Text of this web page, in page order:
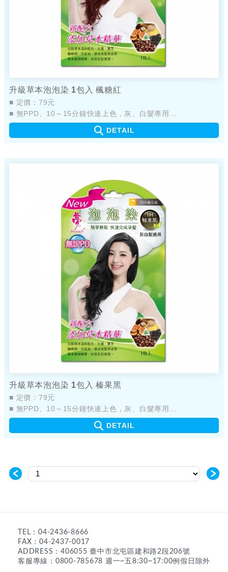
升級草本泡泡染 1包入 楓糖紅
■ 定價：79元
■ 無PPD、10～15分鐘快速上色，灰、白髮專用
■ 新配方，添加植物萃取物
■ 產品不易嗆鼻、不易刺眼
DETAIL
升級草本泡泡染 1包入 榛果黑
■ 定價：79元
■ 無PPD、10～15分鐘快速上色，灰、白髮專用
■ 新配方，添加植物萃取物
■ 產品不易嗆鼻、不易刺眼
DETAIL
＜ ＞
TEL：04-2436-8666
FAX：04-2437-0017
ADDRESS：406055 臺中市北屯區建和路2段206號
客服專線：0800-785678 週一~五8:30~17:00例假日除外